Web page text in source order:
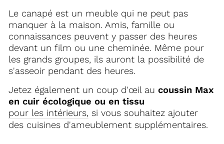
Le canapé est un meuble qui ne peut pas
manquer à la maison. Amis, famille ou
connaissances peuvent y passer des heures
devant un film ou une cheminée. Même pour
les grands groupes, ils auront la possibilité de
s'asseoir pendant des heures.
Jetez également un coup d'œil au coussin Max
en cuir écologique ou en tissu
pour les intérieurs, si vous souhaitez ajouter
des cuisines d'ameublement supplémentaires.